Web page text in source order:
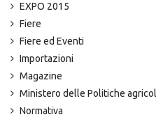
EXPO 2015
Fiere
Fiere ed Eventi
Importazioni
Magazine
Ministero delle Politiche
Normativa